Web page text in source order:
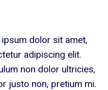
dolor sit amet,
adipiscing elit.
non dolor ultricies,
justo non, pretium mi.